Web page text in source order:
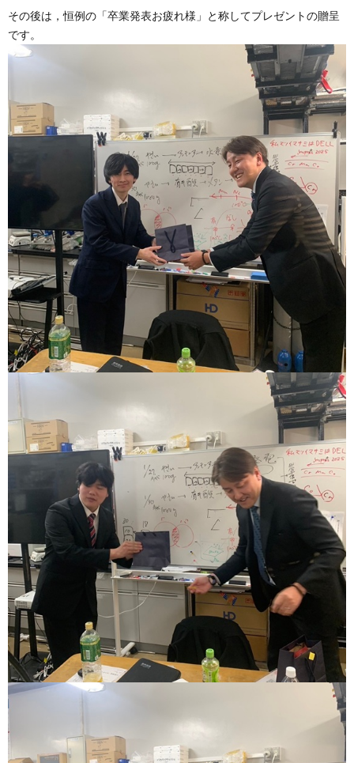
その後は，恒例の「卒業発表お疲れ様」と称してプレゼントの贈呈
です。